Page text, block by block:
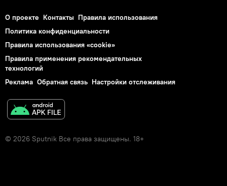
О проекте Контакты Правила использования
Политика конфиденциальности
Правила использования «cookie»
Правила применения рекомендательных
технологий
Реклама Обратная связь Настройки отслеживания
© 2026 Sputnik Все права защищены. 18+